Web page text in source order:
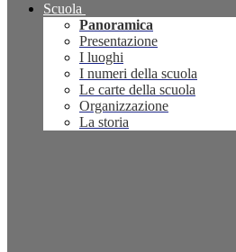
Scuola
Panoramica
Presentazione
I luoghi
I numeri della scuola
Le carte della scuola
Organizzazione
La storia